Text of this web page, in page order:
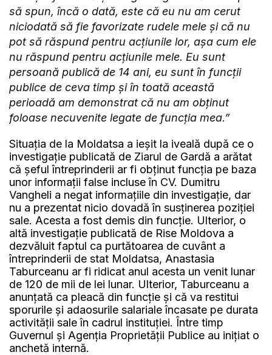
să spun, încă o dată, este că eu nu am cerut
niciodată să fie favorizate rudele mele și că nu
pot să răspund pentru acțiunile lor, așa cum ele
nu răspund pentru acțiunile mele. Eu sunt
persoană publică de 14 ani, eu sunt în funcții
publice de ceva timp și în toată această
perioadă am demonstrat că nu am obținut
foloase necuvenite legate de funcția mea.”
Situația de la Moldatsa a ieșit la iveală după ce o
investigație publicată de Ziarul de Gardă a arătat
că șeful întreprinderii ar fi obținut funcția pe baza
unor informații false incluse în CV. Dumitru
Vangheli a negat informațiile din investigație, dar
nu a prezentat nicio dovadă în susținerea poziției
sale. Acesta a fost demis din funcție. Ulterior, o
altă investigație publicată de Rise Moldova a
dezvăluit faptul ca purtătoarea de cuvânt a
întreprinderii de stat Moldatsa, Anastasia
Taburceanu ar fi ridicat anul acesta un venit lunar
de 120 de mii de lei lunar. Ulterior, Taburceanu a
anunțată ca pleacă din funcție și că va restitui
sporurile și adaosurile salariale încasate pe durata
activității sale în cadrul instituției. Între timp
Guvernul și Agenția Proprietății Publice au inițiat o
anchetă internă.